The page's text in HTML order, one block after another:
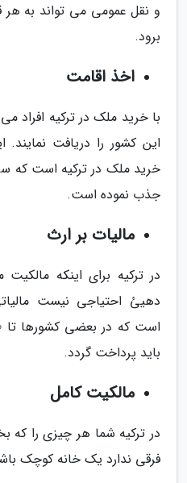
و نقل عمومی می تواند به هر
برود.
اخذ اقامت
با خرید ملک در ترکیه افراد
این کشور را دریافت
خرید ملک در ترکیه است که
جذب نموده است.
مالیات بر ارث
در ترکیه برای اینکه مالکیت
دهیئ احتیاجی نیست
باید پرداخت گردد.
مالکیت کامل
در ترکیه شما هر چیزی را که
فرقی ندارد یک خانه کوچک